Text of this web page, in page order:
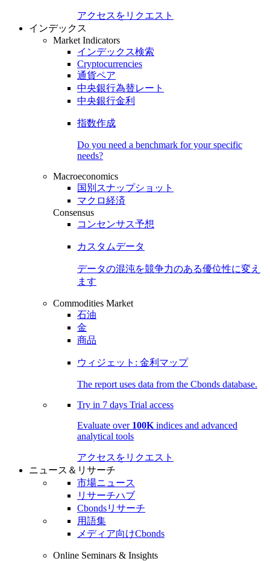
アクセスをリクエスト
インデックス
Market Indicators
インデックス検索
Cryptocurrencies
通貨ペア
中央銀行為替レート
中央銀行金利
指数作成
Do you need a benchmark for your specific
needs?
Macroeconomics
国別スナップショット
マクロ経済
Consensus
コンセンサス予想
カスタムデータ
データの混沌を競争力のある優位性に変え
ます
Commodities Market
石油
金
商品
ウィジェット: 金利マップ
The report uses data from the Cbonds database.
Try in 7 days Trial access
Evaluate over 100K indices and advanced
analytical tools
アクセスをリクエスト
ニュース＆リサーチ
市場ニュース
リサーチハブ
Cbondsリサーチ
用語集
メディア向けCbonds
Online Seminars & Insights